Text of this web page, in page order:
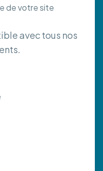
de votre site
avec tous nos